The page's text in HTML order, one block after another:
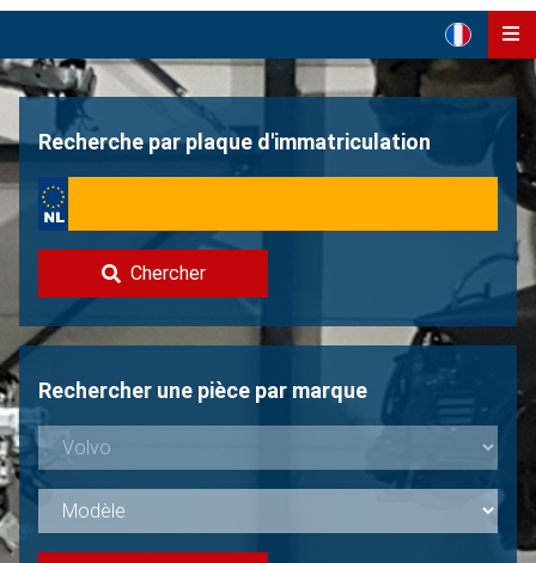
Page d'accueil
À propos de nous
Contacter
Vendre une Volvo?
Non trouvée?
Recherche par plaque d'immatriculation
Chercher
Rechercher une pièce par marque